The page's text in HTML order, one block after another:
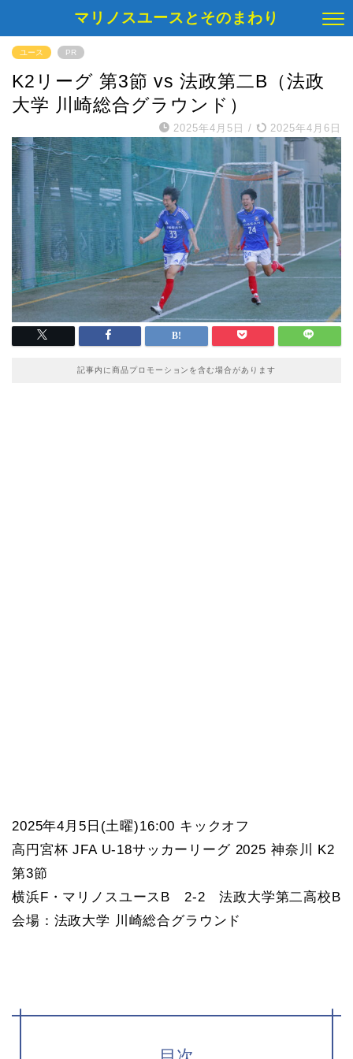
マリノスユースとそのまわり
ユース PR
K2リーグ 第3節 vs 法政第二B（法政
大学 川崎総合グラウンド）
2025年4月5日 / 2025年4月6日
記事内に商品プロモーションを含む場合があります
2025年4月5日(土曜)16:00 キックオフ
高円宮杯 JFA U-18サッカーリーグ 2025 神奈川 K2
第3節
横浜F・マリノスユースB 2-2 法政大学第二高校B
会場：法政大学 川崎総合グラウンド